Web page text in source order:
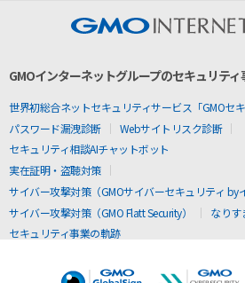
GMOインターネットグループのセキュリテ
世界初総合ネットセキュリティサービス「GMOセキ
パスワード漏洩診断
Webサイトリスク診断
セキュリティ相談AIチャットボット
実在証明・盗聴対策
サイバー攻撃対策（GMOサイバーセキュリティ by
サイバー攻撃対策（GMO Flatt Security）
なりす
セキュリティ事業の軌跡